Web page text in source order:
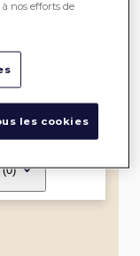
(0)
nos efforts de
les cookies